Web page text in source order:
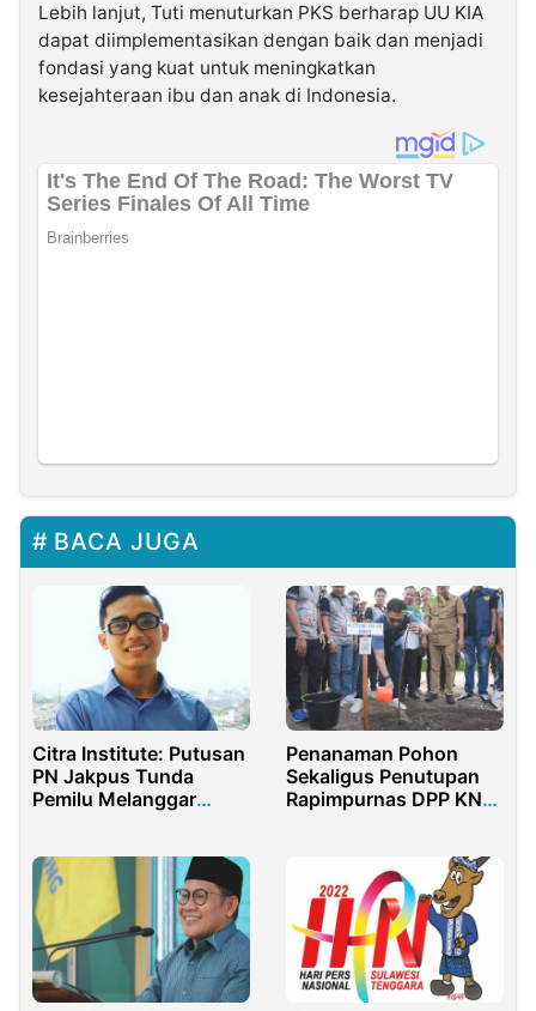
Lebih lanjut, Tuti menuturkan PKS berharap UU KIA
dapat diimplementasikan dengan baik dan menjadi
fondasi yang kuat untuk meningkatkan
kesejahteraan ibu dan anak di Indonesia.
BACA JUGA
Citra Institute: Putusan
PN Jakpus Tunda
Pemilu Melanggar
Penanaman Pohon
Sekaligus Penutupan
Rapimpurnas DPP KNPI